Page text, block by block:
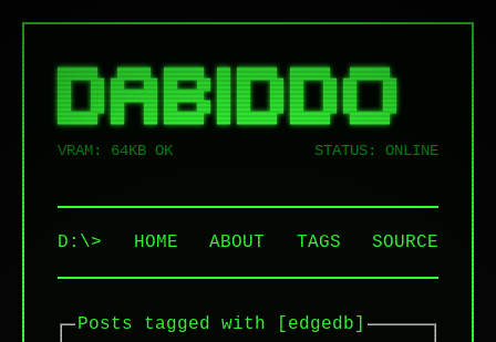
██████   █████  ██████  ██ ██████  ██████   ██████
██   ██ ██   ██ ██   ██ ██ ██   ██ ██   ██ ██    ██
██   ██ ███████ ██████  ██ ██   ██ ██   ██ ██    ██
██   ██ ██   ██ ██   ██ ██ ██   ██ ██   ██ ██    ██
VRAM: 64KB OK STATUS: ONLINE
D:\> HOME ABOUT TAGS SOURCE
Posts tagged with [edgedb]